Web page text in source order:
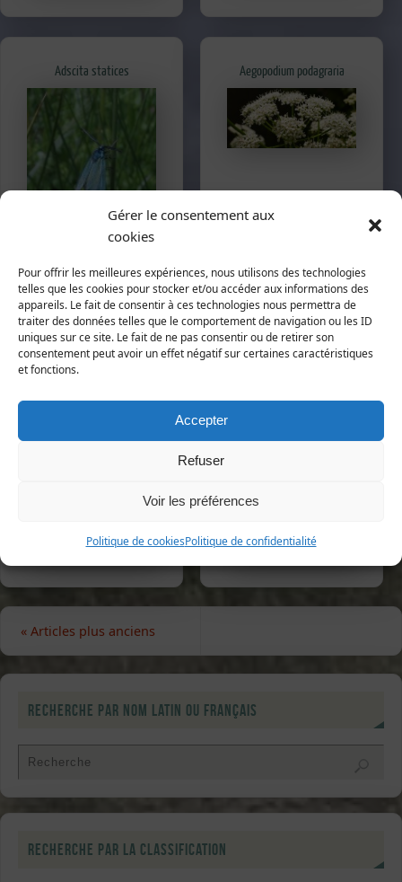
Gérer le consentement aux
cookies
Pour offrir les meilleures expériences, nous utilisons des technologies
telles que les cookies pour stocker et/ou accéder aux informations des
appareils. Le fait de consentir à ces technologies nous permettra de
traiter des données telles que le comportement de navigation ou les ID
uniques sur ce site. Le fait de ne pas consentir ou de retirer son
consentement peut avoir un effet négatif sur certaines caractéristiques
et fonctions.
Accepter
Refuser
Voir les préférences
Politique de cookiesPolitique de confidentialité
Adscita statices Aegopodium podagraria
«Articles plus anciens
Recherche par nom latin ou français
Recherche par la classification